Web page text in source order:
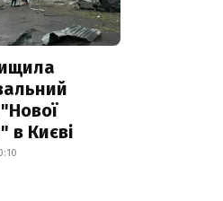
в Києві